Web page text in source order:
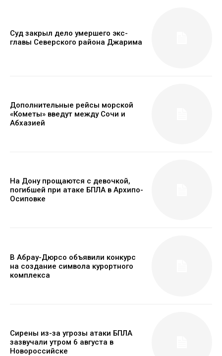
Суд закрыл дело умершего экс-
главы Северского района Джарима
Дополнительные рейсы морской
«Кометы» введут между Сочи и
Абхазией
На Дону прощаются с девочкой,
погибшей при атаке БПЛА в Архипо-
Осиповке
В Абрау-Дюрсо объявили конкурс
на создание символа курортного
комплекса
Сирены из-за угрозы атаки БПЛА
зазвучали утром 6 августа в
Новороссийске